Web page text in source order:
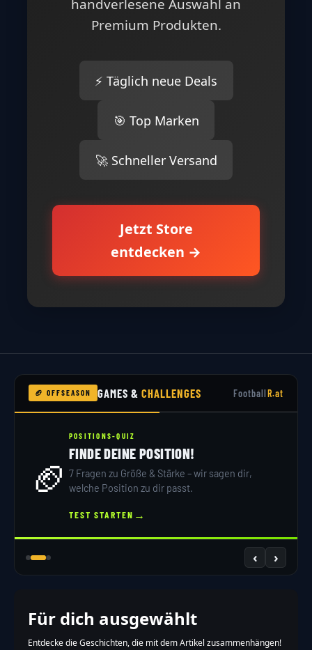
handverlesene Auswahl an
Premium Produkten.
⚡ Täglich neue Deals
🎯 Top Marken
🚀 Schneller Versand
Jetzt Store
entdecken →
🏈 OFFSEASON GAMES &CHALLENGES FootballR.at
🏈
POSITIONS-QUIZ
FINDE DEINE POSITION!
7 Fragen zu Größe & Stärke – wir sagen dir,
welche Position zu dir passt.
TEST STARTEN →
‹ ›
Für dich ausgewählt
Entdecke die Geschichten, die mit dem Artikel zusammenhängen!